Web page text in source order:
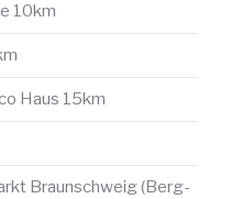
10km
Haus 15km
Braunschweig (Berg-